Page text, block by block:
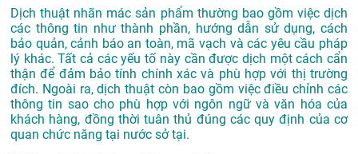
Dịch thuật nhãn mác sản phẩm thường bao gồm việc dịch
các thông tin như thành phần, hướng dẫn sử dụng, cách
bảo quản, cảnh báo an toàn, mã vạch và các yêu cầu pháp
lý khác. Tất cả các yếu tố này cần được dịch một cách cẩn
thận để đảm bảo tính chính xác và phù hợp với thị trường
đích. Ngoài ra, dịch thuật còn bao gồm việc điều chỉnh các
thông tin sao cho phù hợp với ngôn ngữ và văn hóa của
khách hàng, đồng thời tuân thủ đúng các quy định của cơ
quan chức năng tại nước sở tại.